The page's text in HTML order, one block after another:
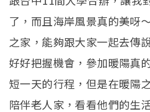
了，而且海岸風景真的美呀
之家，能夠跟大家一起去傳
好好把握機會，參加暖陽真
短一天的行程，但是在暖陽
陪伴老人家，看看他們的生